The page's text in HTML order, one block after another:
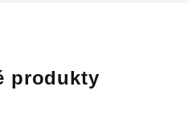
produkty